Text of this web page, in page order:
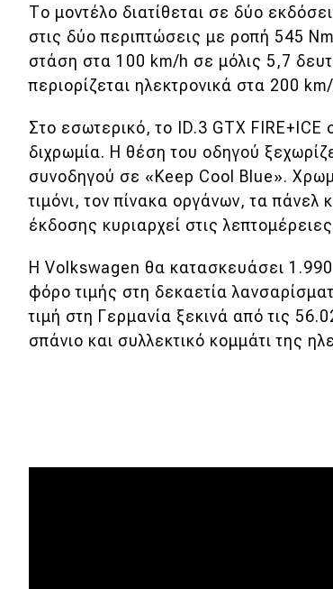
Μεταχειρισμένο
Οδηγός αγοράς
Χρηστικά
Συμβουλές
Οδική βοήθεια
eDRIVE
Το μοντέλο διατίθεται σε δύο
στις δύο περιπτώσεις με ροπή 545
στάση στα 100 km/h σε μόλις 5,7
περιορίζεται ηλεκτρονικά στα 200
Στο εσωτερικό, το ID.3 GTX FIRE+ICE
διχρωμία. Η θέση του οδηγού
συνοδηγού σε «Keep Cool Blue».
τιμόνι, τον πίνακα οργάνων, τα πάνελ
έκδοσης κυριαρχεί στις
Η Volkswagen θα κατασκευάσει
φόρο τιμής στη δεκαετία
τιμή στη Γερμανία ξεκινά από τις
σπάνιο και συλλεκτικό κομμάτι της